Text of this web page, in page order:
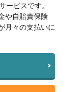
ービスです。
や自賠責保険
月々の支払いに